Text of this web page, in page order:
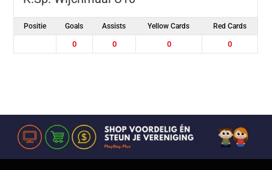
Positie Goals Assists Yellow Cards Red Cards
0 0 0 0